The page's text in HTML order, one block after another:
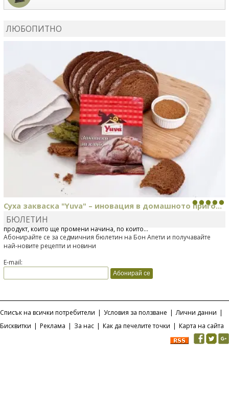
ЛЮБОПИТНО
Суха закваска "Yuva" – иновация в домашното приго...
Отскоро Лесафр България стартира предлагането на изцяло нов
продукт, който ще промени начина, по който...
БЮЛЕТИН
Абонирайте се за седмичния бюлетин на Бон Апети и получавайте
най-новите рецепти и новини
E-mail:
Списък на всички потребители | Условия за ползване | Лични данни |
Бисквитки | Реклама | За нас | Как да печелите точки | Карта на сайта